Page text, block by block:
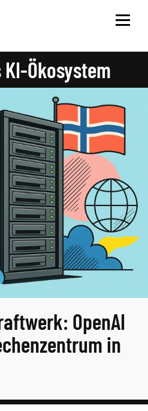
Ökosystem
OpenAI
in